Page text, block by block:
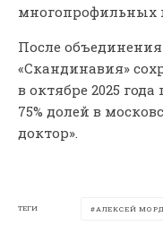
многопрофильных
После
«Скандинавия»
в октябре 2025
75% долей в
доктор».
ТЕГИ АЛЕКСЕЙ